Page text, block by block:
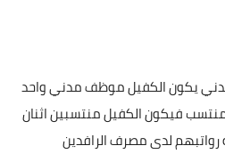
يكون الكفيل موظف مدني واحد
منتسب فيكون الكفيل منتسبين اثنان
لدى مصرف الرافدين